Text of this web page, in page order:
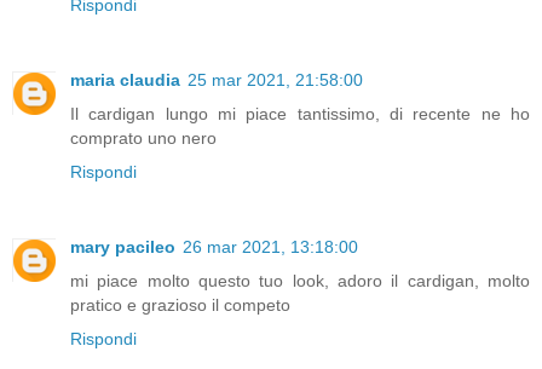
Rispondi
maria claudia 25 mar 2021, 21:58:00
Il cardigan lungo mi piace tantissimo, di recente ne ho
comprato uno nero
Rispondi
mary pacileo 26 mar 2021, 13:18:00
mi piace molto questo tuo look, adoro il cardigan, molto
pratico e grazioso il competo
Rispondi